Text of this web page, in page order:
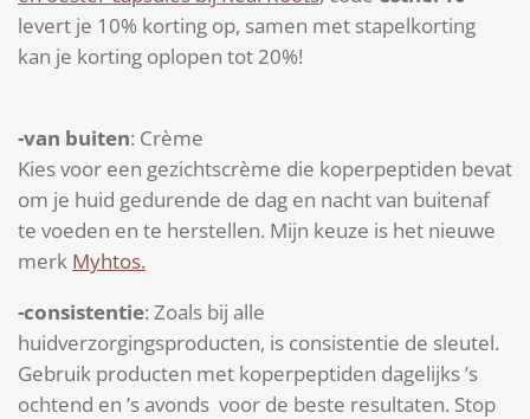
levert je 10% korting op, samen met stapelkorting
kan je korting oplopen tot 20%!
-van buiten: Crème
Kies voor een gezichtscrème die koperpeptiden bevat
om je huid gedurende de dag en nacht van buitenaf
te voeden en te herstellen. Mijn keuze is het nieuwe
merk Myhtos.
-consistentie: Zoals bij alle
huidverzorgingsproducten, is consistentie de sleutel.
Gebruik producten met koperpeptiden dagelijks ’s
ochtend en ’s avonds voor de beste resultaten. Stop